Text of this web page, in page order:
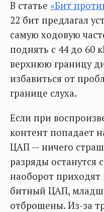
В статье «Бит
22 бит предлагал
самую ходовую
поднять с 44 до 60
верхнюю границу
избавиться от
границе слуха.
Если при
контент попадает
ЦАП — ничего
разряды останутся
наоборот приходят
битный ЦАП,
отброшены. Из-за